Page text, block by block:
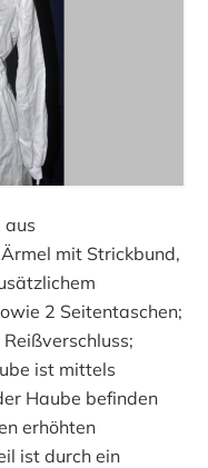
aus
mit Strickbund,
2 Seitentaschen;
ist mittels
Haube befinden
erhöhten
ist durch ein